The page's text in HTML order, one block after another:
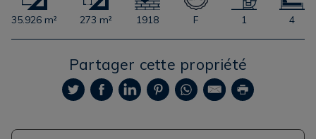
35.926 m² 273 m² 1918 F 1 4
Partager cette propriété